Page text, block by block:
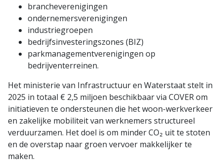
brancheverenigingen
ondernemersverenigingen
industriegroepen
bedrijfsinvesteringszones (BIZ)
parkmanagementverenigingen op
bedrijventerreinen.
Het ministerie van Infrastructuur en Waterstaat stelt in
2025 in totaal € 2,5 miljoen beschikbaar via COVER om
initiatieven te ondersteunen die het woon-werkverkeer
en zakelijke mobiliteit van werknemers structureel
verduurzamen. Het doel is om minder CO₂ uit te stoten
en de overstap naar groen vervoer makkelijker te
maken.